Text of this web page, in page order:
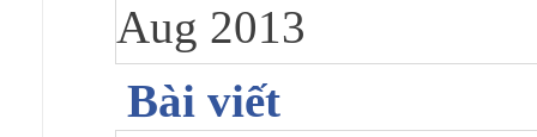
Aug 2013
Bài viết